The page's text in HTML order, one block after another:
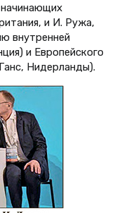
и И. Ружа,
внутренней
и Европейского
Нидерланды).